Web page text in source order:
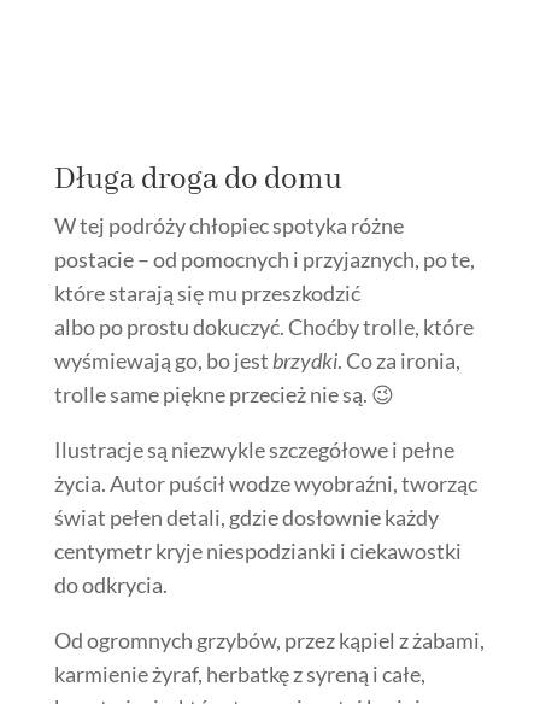
Długa droga do domu
W tej podróży chłopiec spotyka różne
postacie – od pomocnych i przyjaznych, po te,
które starają się mu przeszkodzić
albo po prostu dokuczyć. Choćby trolle, które
wyśmiewają go, bo jest brzydki. Co za ironia,
trolle same piękne przecież nie są. 😉
Ilustracje są niezwykle szczegółowe i pełne
życia. Autor puścił wodze wyobraźni, tworząc
świat pełen detali, gdzie dosłownie każdy
centymetr kryje niespodzianki i ciekawostki
do odkrycia.
Od ogromnych grzybów, przez kąpiel z żabami,
karmienie żyraf, herbatkę z syreną i całe,